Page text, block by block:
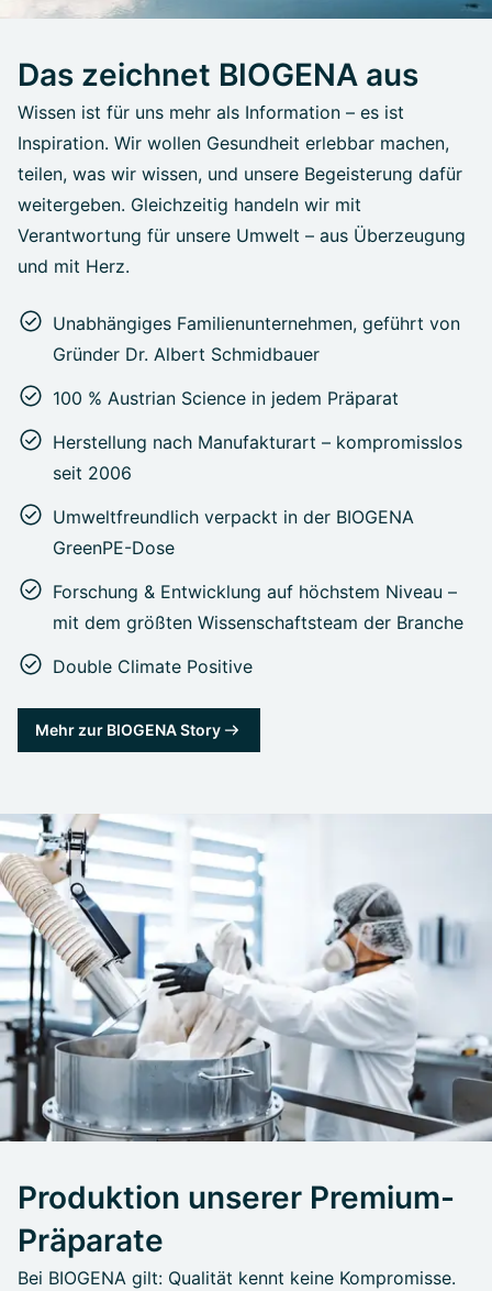
Das zeichnet BIOGENA aus
Wissen ist für uns mehr als Information – es ist
Inspiration. Wir wollen Gesundheit erlebbar machen,
teilen, was wir wissen, und unsere Begeisterung dafür
weitergeben. Gleichzeitig handeln wir mit
Verantwortung für unsere Umwelt – aus Überzeugung
und mit Herz.
Unabhängiges Familienunternehmen, geführt von
Gründer Dr. Albert Schmidbauer
100 % Austrian Science in jedem Präparat
Herstellung nach Manufakturart – kompromisslos
seit 2006
Umweltfreundlich verpackt in der BIOGENA
GreenPE-Dose
Forschung & Entwicklung auf höchstem Niveau –
mit dem größten Wissenschaftsteam der Branche
Double Climate Positive
Mehr zur BIOGENA Story
Produktion unserer Premium-
Präparate
Bei BIOGENA gilt: Qualität kennt keine Kompromisse.